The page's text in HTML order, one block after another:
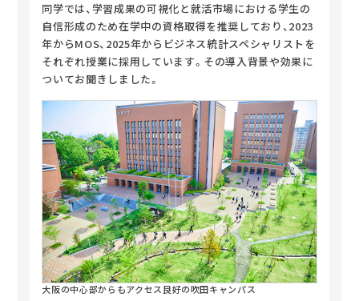
同学では、学習成果の可視化と就活市場における学生の
自信形成のため在学中の資格取得を推奨しており、2023
年からMOS、2025年からビジネス統計スペシャリストを
それぞれ授業に採用しています。その導入背景や効果に
ついてお聞きしました。
大阪の中心部からもアクセス良好の吹田キャンパス